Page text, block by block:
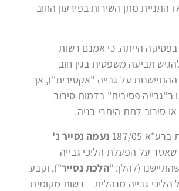
324(א)), ואז התניית מתן השירות בפירעון החוב
הייתה, כי אמנם רשות
תביעה משפטית בגין חוב
על גבייה "אקטיבית"), אך
ב"גבייה פסיבית" בדמות סירוב
סירוב לתת היתרי בניה.
187/05
נעמה נסייר נ'
שאסר על הפעלת הליכי גבייה
(להלן: "הלכת נסייר"), וקבע
הליכי גבייה מנהלית – רשות מקומית